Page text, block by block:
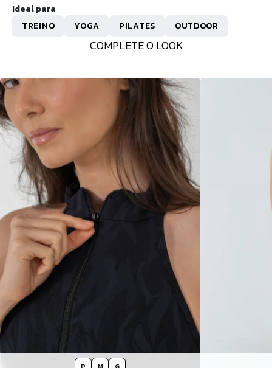
COMPLETE O LOOK
Ideal para
TREINO
YOGA PILATES OUTDOOR